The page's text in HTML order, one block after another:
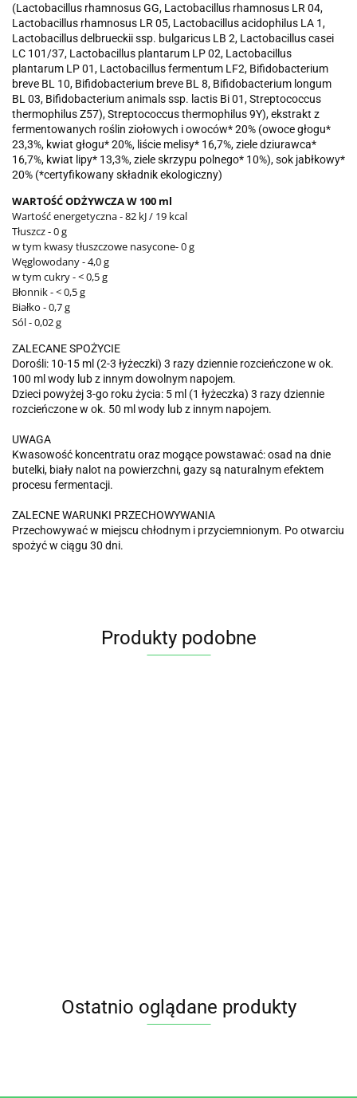
(Lactobacillus rhamnosus GG, Lactobacillus rhamnosus LR 04,
Lactobacillus rhamnosus LR 05, Lactobacillus acidophilus LA 1,
Lactobacillus delbrueckii ssp. bulgaricus LB 2, Lactobacillus casei
LC 101/37, Lactobacillus plantarum LP 02, Lactobacillus
plantarum LP 01, Lactobacillus fermentum LF2, Bifidobacterium
breve BL 10, Bifidobacterium breve BL 8, Bifidobacterium longum
BL 03, Bifidobacterium animals ssp. lactis Bi 01, Streptococcus
thermophilus Z57), Streptococcus thermophilus 9Y), ekstrakt z
fermentowanych roślin ziołowych i owoców* 20% (owoce głogu*
23,3%, kwiat głogu* 20%, liście melisy* 16,7%, ziele dziurawca*
16,7%, kwiat lipy* 13,3%, ziele skrzypu polnego* 10%), sok jabłkowy*
20% (*certyfikowany składnik ekologiczny)
WARTOŚĆ ODŻYWCZA W 100 ml
Wartość energetyczna - 82 kJ / 19 kcal
Tłuszcz - 0 g
w tym kwasy tłuszczowe nasycone- 0 g
Węglowodany - 4,0 g
w tym cukry - < 0,5 g
Błonnik - < 0,5 g
Białko - 0,7 g
Sól - 0,02 g
ZALECANE SPOŻYCIE
Dorośli: 10-15 ml (2-3 łyżeczki) 3 razy dziennie rozcieńczone w ok.
100 ml wody lub z innym dowolnym napojem.
Dzieci powyżej 3-go roku życia: 5 ml (1 łyżeczka) 3 razy dziennie
rozcieńczone w ok. 50 ml wody lub z innym napojem.
UWAGA
Kwasowość koncentratu oraz mogące powstawać: osad na dnie
butelki, biały nalot na powierzchni, gazy są naturalnym efektem
procesu fermentacji.
ZALECNE WARUNKI PRZECHOWYWANIA
Przechowywać w miejscu chłodnym i przyciemnionym. Po otwarciu
spożyć w ciągu 30 dni.
Produkty podobne
Ostatnio oglądane produkty